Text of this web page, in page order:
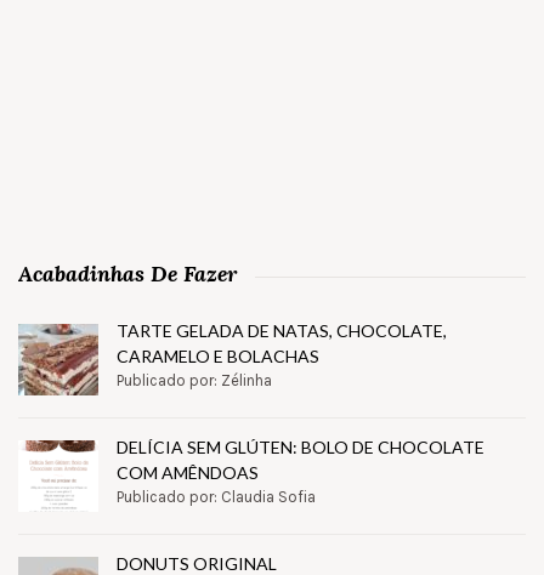
Acabadinhas De Fazer
TARTE GELADA DE NATAS, CHOCOLATE,
CARAMELO E BOLACHAS
Publicado por: Zélinha
DELÍCIA SEM GLÚTEN: BOLO DE CHOCOLATE
COM AMÊNDOAS
Publicado por: Claudia Sofia
DONUTS ORIGINAL